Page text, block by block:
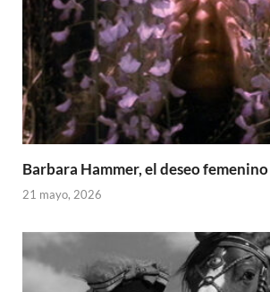
Barbara Hammer, el deseo
21 mayo, 2026